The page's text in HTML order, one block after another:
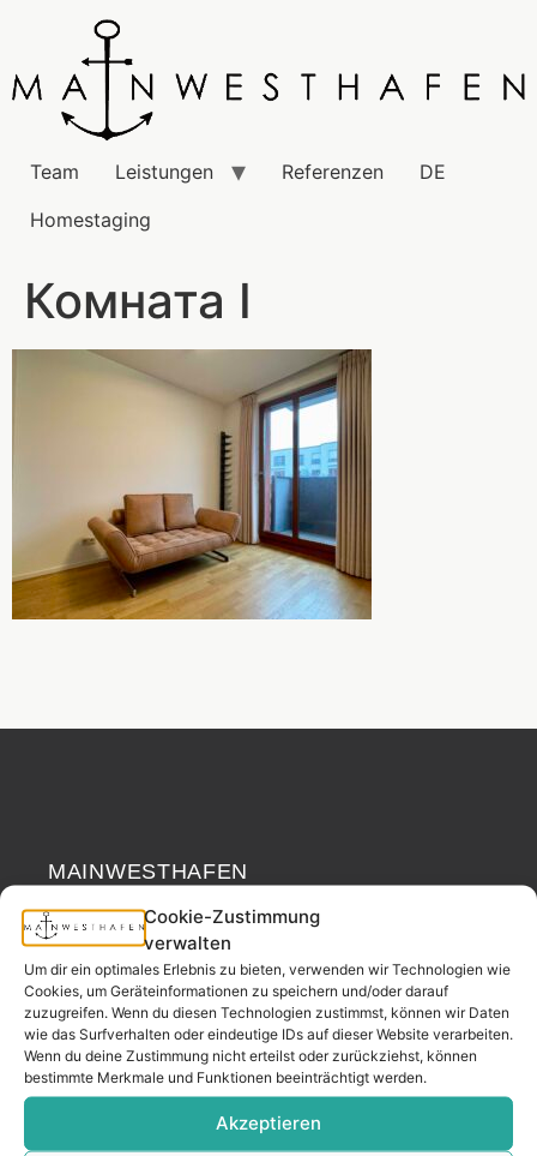
Cookie-Zustimmung
verwalten
Um dir ein optimales Erlebnis zu bieten, verwenden wir Technologien wie
Cookies, um Geräteinformationen zu speichern und/oder darauf
zuzugreifen. Wenn du diesen Technologien zustimmst, können wir Daten
wie das Surfverhalten oder eindeutige IDs auf dieser Website verarbeiten.
Wenn du deine Zustimmung nicht erteilst oder zurückziehst, können
bestimmte Merkmale und Funktionen beeinträchtigt werden.
Akzeptieren
Team Leistungen Referenzen
DE
Homestaging
Комната I
MAINWESTHAFEN
IMMOBILIEN
Ihr Immobilienpartner
aus der
Nachbarschaft.
– seit 2017.
Widerrufsrecht